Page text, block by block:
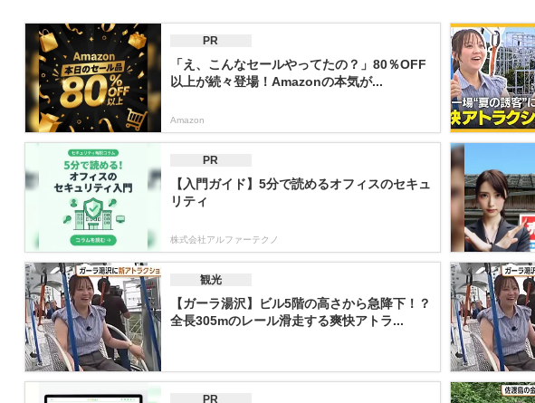
PR
「え、こんなセールやってたの？」80％OFF
以上が続々登場！Amazonの本気が...
Amazon
PR
【入門ガイド】5分で読めるオフィスのセキュ
リティ
株式会社アルファーテクノ
観光
【ガーラ湯沢】ビル5階の高さから急降下！？
全長305mのレール滑走する爽快アトラ...
PR